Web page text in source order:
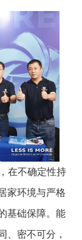
在不确定性持
家环境与严格
基础保障。能
、密不可分，